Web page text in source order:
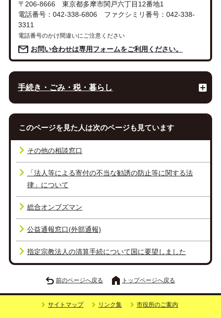
〒206-8666 東京都多摩市関戸六丁目12番地1
電話番号：042-338-6806 ファクシミリ番号：042-338-
3311
電話番号のかけ間違いにご注意ください
お問い合わせは専用フォームをご利用ください。
手続き・ごみ・税・暮らし
このページを見た人は次のページも見ています
その他の相談窓口
「法人等による寄付の不当な勧誘の防止等に関する法
律」について
総合オンブズマン
公益通報窓口(外部通報)
指定宗教法人の清算手続について国に要望しました
前のページへ戻る トップページへ戻る
サイトマップ リンク集 市役所のご案内